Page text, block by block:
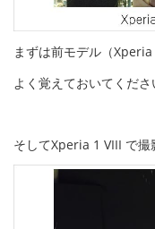
まずは前モデル（Xperia
よく覚えておいてくださ
そしてXperia 1 VIII で撮